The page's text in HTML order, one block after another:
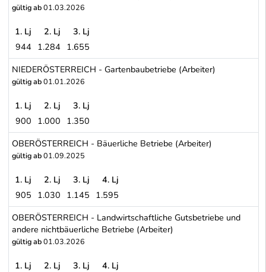
gültig ab01.03.2026
NIEDERÖSTERREICH - Landwirtschaftliche Gutsbetriebe und
1. Lj 2. Lj
3. Lj
944 1.284 1.655
NIEDERÖSTERREICH - Gartenbaubetriebe (Arbeiter)
gültig ab01.01.2026
NIEDERÖSTERREICH - Gartenbaubetriebe (Arbeiter)
1. Lj 2. Lj
3. Lj
900 1.000 1.350
OBERÖSTERREICH - Bäuerliche Betriebe (Arbeiter)
gültig ab01.09.2025
OBERÖSTERREICH - Bäuerliche Betriebe (Arbeiter)
1. Lj 2. Lj 3. Lj
4. Lj
905 1.030 1.145 1.595
OBERÖSTERREICH - Landwirtschaftliche Gutsbetriebe und
andere nichtbäuerliche Betriebe (Arbeiter)
gültig ab01.03.2026
1. Lj 2. Lj 3. Lj
4. Lj